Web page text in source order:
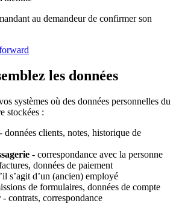
au demandeur de confirmer son
les données
systèmes où des données personnelles du
stockées :
- données clients, notes, historique de
- correspondance avec la personne
données de paiement
s’agit d’un (ancien) employé
de formulaires, données de compte
- contrats, correspondance